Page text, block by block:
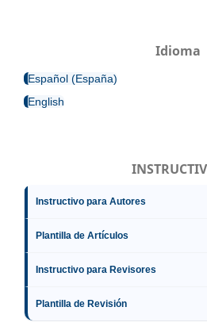
Idioma
Español (España)
English
Instructivo para Autores
Plantilla de Artículos
Instructivo para Revisores
Plantilla de Revisión